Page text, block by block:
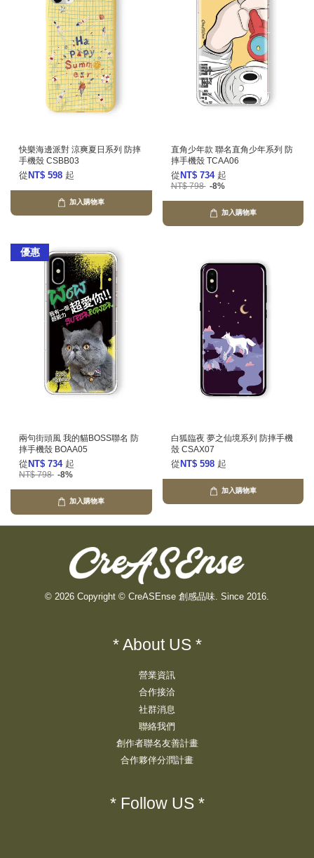
快樂海邊派對 涼爽夏日系列 防摔
手機殼 CSBB03
從 NT$ 598 起
加入購物車
直角少年款 聯名直角少年系列 防
摔手機殼 TCAA06
從 NT$ 734 起
NT$ 798 -8%
加入購物車
優惠
兩句街頭風 我的貓BOSS聯名 防
摔手機殼 BOAA05
從 NT$ 734 起
NT$ 798 -8%
加入購物車
白狐臨夜 夢之仙境系列 防摔手機
殼 CSAX07
從 NT$ 598 起
加入購物車
© 2026 Copyright © CreASEnse 創感品味. Since 2016.
* About US *
營業資訊
合作接洽
社群消息
聯絡我們
創作者聯名友善計畫
合作夥伴分潤計畫
* Follow US *